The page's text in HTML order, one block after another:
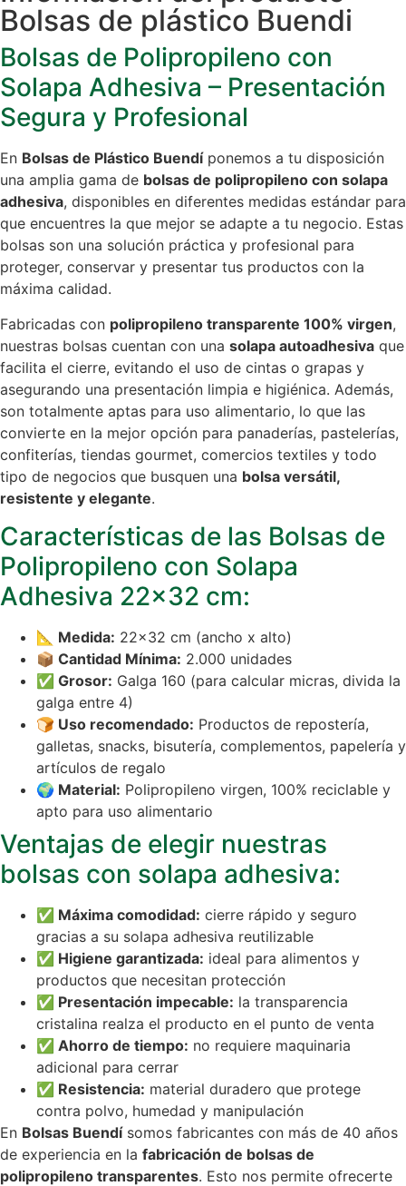
Bolsas de plástico Buendi
Bolsas de Polipropileno con
Solapa Adhesiva – Presentación
Segura y Profesional
En Bolsas de Plástico Buendíponemos a tu disposición
una amplia gama de bolsas de polipropileno con solapa
adhesiva, disponibles en diferentes medidas estándar para
que encuentres la que mejor se adapte a tu negocio. Estas
bolsas son una solución práctica y profesional para
proteger, conservar y presentar tus productos con la
máxima calidad.
Fabricadas con polipropileno transparente 100% virgen,
nuestras bolsas cuentan con una solapa autoadhesiva que
facilita el cierre, evitando el uso de cintas o grapas y
asegurando una presentación limpia e higiénica. Además,
son totalmente aptas para uso alimentario, lo que las
convierte en la mejor opción para panaderías, pastelerías,
confiterías, tiendas gourmet, comercios textiles y todo
tipo de negocios que busquen una bolsa versátil,
resistente y elegante.
Características de las Bolsas de
Polipropileno con Solapa
Adhesiva 22×32 cm:
📐 Medida: 22×32 cm (ancho x alto)
📦 Cantidad Mínima: 2.000 unidades
✅ Grosor: Galga 160 (para calcular micras, divida la
galga entre 4)
🍞 Uso recomendado: Productos de repostería,
galletas, snacks, bisutería, complementos, papelería y
artículos de regalo
🌍 Material: Polipropileno virgen, 100% reciclable y
apto para uso alimentario
Ventajas de elegir nuestras
bolsas con solapa adhesiva:
✅ Máxima comodidad: cierre rápido y seguro
gracias a su solapa adhesiva reutilizable
✅ Higiene garantizada: ideal para alimentos y
productos que necesitan protección
✅ Presentación impecable: la transparencia
cristalina realza el producto en el punto de venta
✅ Ahorro de tiempo: no requiere maquinaria
adicional para cerrar
✅ Resistencia: material duradero que protege
contra polvo, humedad y manipulación
En Bolsas Buendísomos fabricantes con más de 40 años
de experiencia en la fabricación de bolsas de
polipropileno transparentes. Esto nos permite ofrecerte